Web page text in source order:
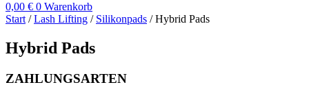
0,00 € 0 Warenkorb
Start /Lash Lifting / Silikonpads / Hybrid Pads
Hybrid Pads
ZAHLUNGSARTEN